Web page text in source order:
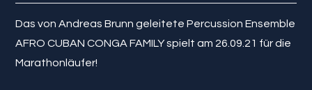
Das von Andreas Brunn geleitete Percussion Ensemble
AFRO CUBAN CONGA FAMILY spielt am 26.09.21 für die
Marathonläufer!